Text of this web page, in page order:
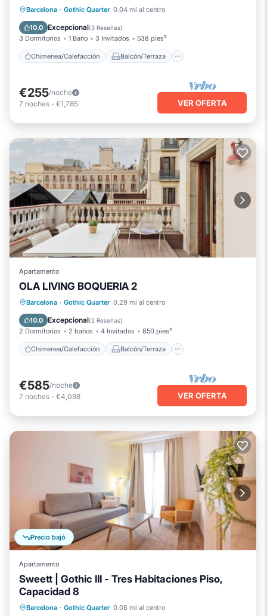
Barcelona · Gothic Quarter 0.04 mi al centro
10.0 Excepcional(3 Reseñas)
3 Dormitorios 1 Baño 3 Invitados 538 pies²
Chimenea/Calefacción Balcón/Terraza
Chimenea/Calefacción
Balcón/Terraza
Cocina
Aire acondicionado
€255/noche
7 noches - €1,785 VER OFERTA
Apartamento
OLA LIVING BOQUERIA 2
Barcelona · Gothic Quarter 0.29 mi al centro
10.0 Excepcional(2 Reseñas)
2 Dormitorios 2 baños 4 Invitados 850 pies²
Chimenea/Calefacción Balcón/Terraza
Chimenea/Calefacción
Balcón/Terraza
Cocina
Aire acondicionado
€585/noche
7 noches - €4,098 VER OFERTA
Precio bajó
Apartamento
Sweett | Gothic III - Tres Habitaciones Piso,
Capacidad 8
Barcelona · Gothic Quarter 0.08 mi al centro
Chimenea/Calefacción
Cocina